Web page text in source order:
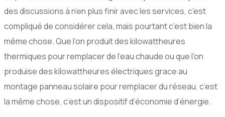
des discussions à n’en plus finir avec les services, c’est
compliqué de considérer cela, mais pourtant c’est bien la
même chose. Que l’on produit des kilowattheures
thermiques pour remplacer de l’eau chaude ou que l’on
produise des kilowattheures électriques grace au
montage panneau solaire pour remplacer du réseau, c’est
la même chose, c’est un dispositif d’économie d’énergie.